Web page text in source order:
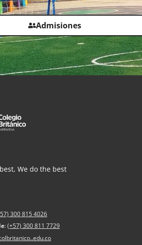
Admisiones
We do the best
300 815 4026
:(+57) 300 811 7729